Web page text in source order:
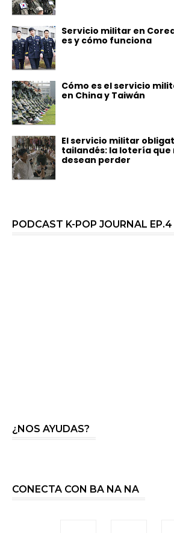
Servicio militar en
es y cómo funciona
Cómo es el servicio
en China y Taiwán
El servicio militar
tailandés: la lotería que
desean perder
PODCAST K-POP JOURNAL EP.4
¿NOS AYUDAS?
CONECTA CON BA NA NA